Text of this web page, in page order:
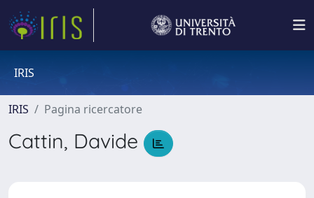
IRIS
IRIS Pagina ricercatore
Cattin, Davide